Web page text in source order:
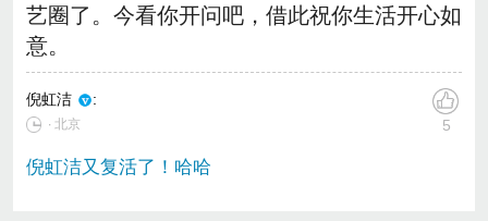
艺圈了。今看你开问吧，借此祝你生活开心如
意。
倪虹洁 :
∙ 北京 5
倪虹洁又复活了！哈哈